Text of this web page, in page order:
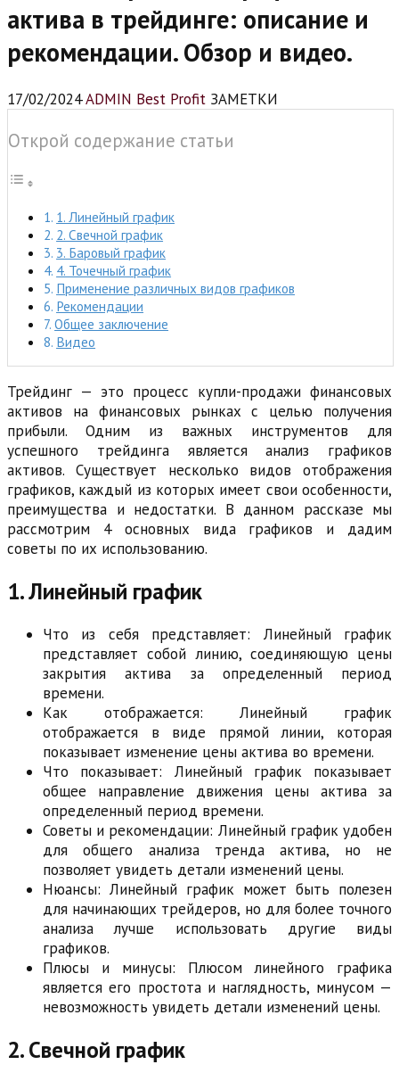
актива в трейдинге: описание и
рекомендации. Обзор и видео.
17/02/2024ADMIN Best Profit ЗАМЕТКИ
Открой содержание статьи
1. Линейный график
2. Свечной график
3. Баровый график
4. Точечный график
Применение различных видов графиков
Рекомендации
Общее заключение
Видео
Трейдинг — это процесс купли-продажи финансовых
активов на финансовых рынках с целью получения
прибыли. Одним из важных инструментов для
успешного трейдинга является анализ графиков
активов. Существует несколько видов отображения
графиков, каждый из которых имеет свои особенности,
преимущества и недостатки. В данном рассказе мы
рассмотрим 4 основных вида графиков и дадим
советы по их использованию.
1. Линейный график
Что из себя представляет: Линейный график
представляет собой линию, соединяющую цены
закрытия актива за определенный период
времени.
Как отображается: Линейный график
отображается в виде прямой линии, которая
показывает изменение цены актива во времени.
Что показывает: Линейный график показывает
общее направление движения цены актива за
определенный период времени.
Советы и рекомендации: Линейный график удобен
для общего анализа тренда актива, но не
позволяет увидеть детали изменений цены.
Нюансы: Линейный график может быть полезен
для начинающих трейдеров, но для более точного
анализа лучше использовать другие виды
графиков.
Плюсы и минусы: Плюсом линейного графика
является его простота и наглядность, минусом —
невозможность увидеть детали изменений цены.
2. Свечной график